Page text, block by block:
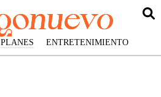
PLANES ENTRETENIMIENTO